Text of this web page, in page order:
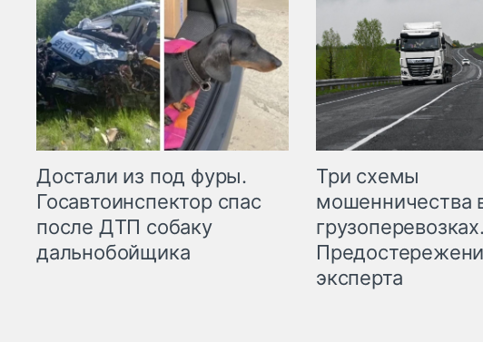
Достали из под фуры.
Госавтоинспектор спас
после ДТП собаку
дальнобойщика
Три схемы
мошенничества
грузоперевозках.
эксперта